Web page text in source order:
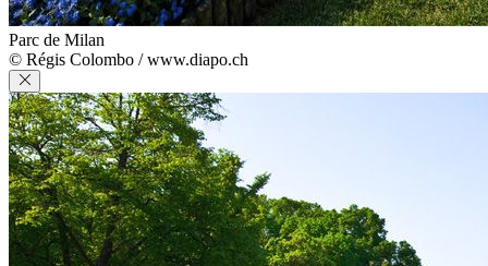
Parc de Milan
© Régis Colombo / www.diapo.ch